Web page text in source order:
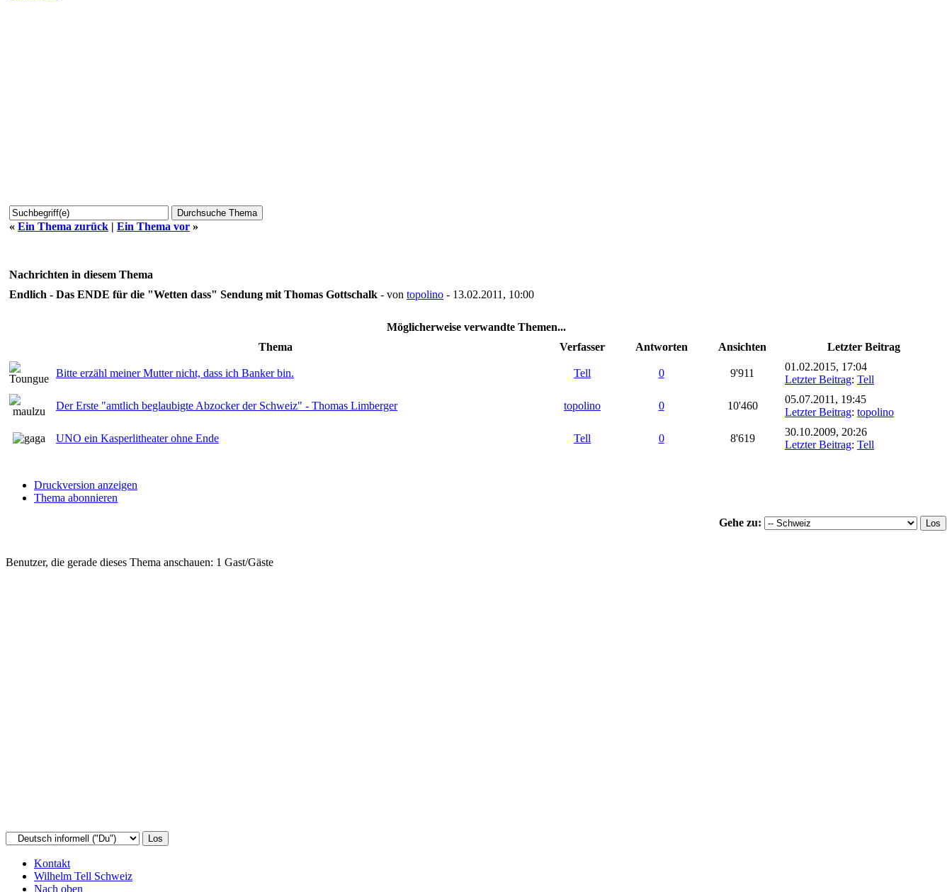
« Ein Thema zurück | Ein Thema vor »
Nachrichten in diesem Thema
Endlich - Das ENDE für die "Wetten dass" Sendung mit Thomas Gottschalk - von topolino - 13.02.2011, 10:00
Möglicherweise verwandte Themen...
Thema
Verfasser Antworten Ansichten Letzter Beitrag
Bitte erzähl meiner Mutter nicht, dass ich Banker bin. Tell 0 9'911
01.02.2015, 17:04
Letzter Beitrag: Tell
Der Erste "amtlich beglaubigte Abzocker der Schweiz" - Thomas Limberger topolino 0 10'460
05.07.2011, 19:45
Letzter Beitrag: topolino
UNO ein Kasperlitheater ohne Ende Tell 0 8'619
30.10.2009, 20:26
Letzter Beitrag: Tell
Druckversion anzeigen
Thema abonnieren
Gehe zu:
Benutzer, die gerade dieses Thema anschauen: 1 Gast/Gäste
Kontakt
Wilhelm Tell Schweiz
Nach oben